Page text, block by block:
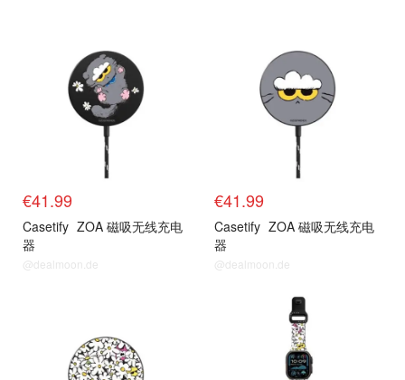
€41.99
Casetify ZOA 磁吸无线充电
器
@dealmoon.de
€41.99
Casetify ZOA 磁吸无线充电
器
@dealmoon.de